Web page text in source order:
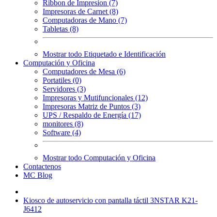
Ribbon de Impresion (7)
Impresoras de Carnet (8)
Computadoras de Mano (7)
Tabletas (8)
Mostrar todo Etiquetado e Identificación
Computación y Oficina
Computadores de Mesa (6)
Portatiles (0)
Servidores (3)
Impresoras y Mutifuncionales (12)
Impresoras Matriz de Puntos (3)
UPS / Respaldo de Energía (17)
monitores (8)
Software (4)
Mostrar todo Computación y Oficina
Contactenos
MC Blog
Kiosco de autoservicio con pantalla táctil 3NSTAR K21-
J6412